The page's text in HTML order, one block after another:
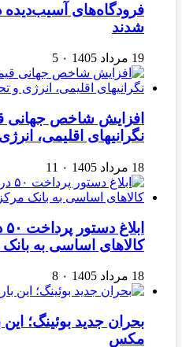
فرودگاه‌های آسیب‌دیده
شدند
19 مرداد 1405 ۰ 5
افزایش شاخص جهانی
نگرانیهای اقلیمی،
18 مرداد 1405 ۰ 11
کالاهای اساسی به
18 مرداد 1405 ۰ 8
مکس